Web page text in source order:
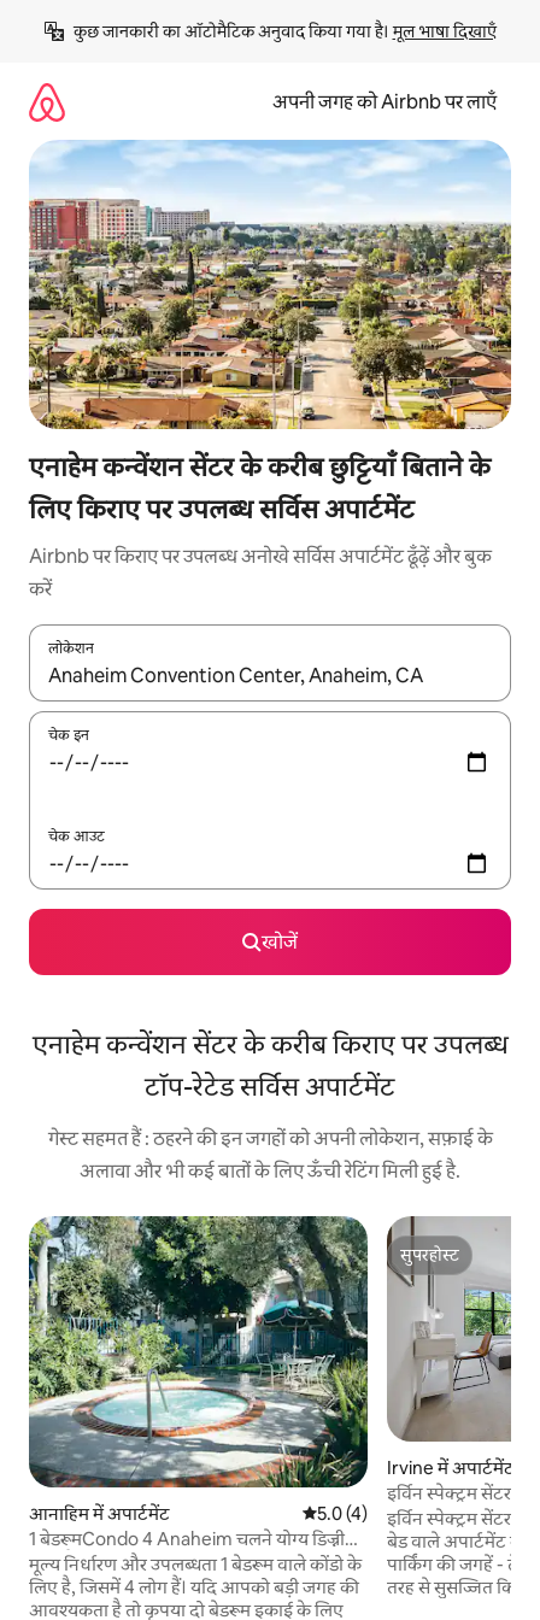
छोड़कर
कॉन्टेंट
कुछ जानकारी का ऑटोमैटिक अनुवाद किया गया है। मूल भाषा दिखाएँ
अपनी जगह को Airbnb पर लाएँ
एनाहेम कन्वेंशन सेंटर के करीब छुट्टियाँ बिताने के
लिए किराए पर उपलब्ध सर्विस अपार्टमेंट
Airbnb पर किराए पर उपलब्ध अनोखे सर्विस अपार्टमेंट ढूँढ़ें और बुक
करें
लोकेशन
नतीजों के उपलब्ध होने पर, अप और डाउन 'ऐरो की' का इस्तेमाल करके नेविगेट
चेक इन
चेक आउट
खोजें
एनाहेम कन्वेंशन सेंटर के करीब किराए पर उपलब्ध
टॉप-रेटेड सर्विस अपार्टमेंट
गेस्ट सहमत हैं : ठहरने की इन जगहों को अपनी लोकेशन, सफ़ाई के
अलावा और भी कई बातों के लिए ऊँची रेटिंग मिली हुई है.
आनाहिम में अपार्टमेंट औसत रेटिंग 5 में से 5.0, 4 समीक्षाएँ
5.0 (4)
1 बेडरूमCondo 4 Anaheim चलने योग्य डिज्नी
सोता है
मूल्य निर्धारण और उपलब्धता 1 बेडरूम वाले कोंडो के
लिए है, जिसमें 4 लोग हैं। यदि आपको बड़ी जगह की
आवश्यकता है तो कृपया दो बेडरूम इकाई के लिए
सुपरहोस्ट
सुपरहोस्ट
Irvine में अपार्टमेंट
इर्विन स्पेक्ट्रम सेंटर
में
इर्विन स्पेक्ट्रम सेंटर से
बेड वाले अपार्टमेंट में
पार्किंग की जगहें - तेज़
तरह से सुसज्जित किचन